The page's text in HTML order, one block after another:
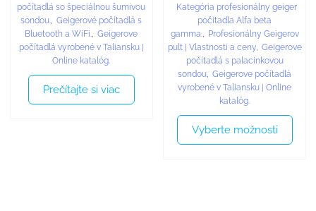
počítadlá so špeciálnou šumivou
sondou., Geigerové počítadlá s
Bluetooth a WiFi., Geigerove
počítadlá vyrobené v Taliansku |
Online katalóg.
Prečítajte si viac
Kategória profesionálny geiger
počítadla Alfa beta
gamma.
Profesionálny Geigerov
pult | Vlastnosti a ceny, Geigerove
počítadlá s palacinkovou
sondou Geigerove počítadlá
vyrobené v Taliansku | Online
katalóg.
Vyberte možnosti